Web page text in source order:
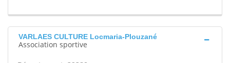
VARLAES CULTURE Locmaria-Plouzané
Association sportive